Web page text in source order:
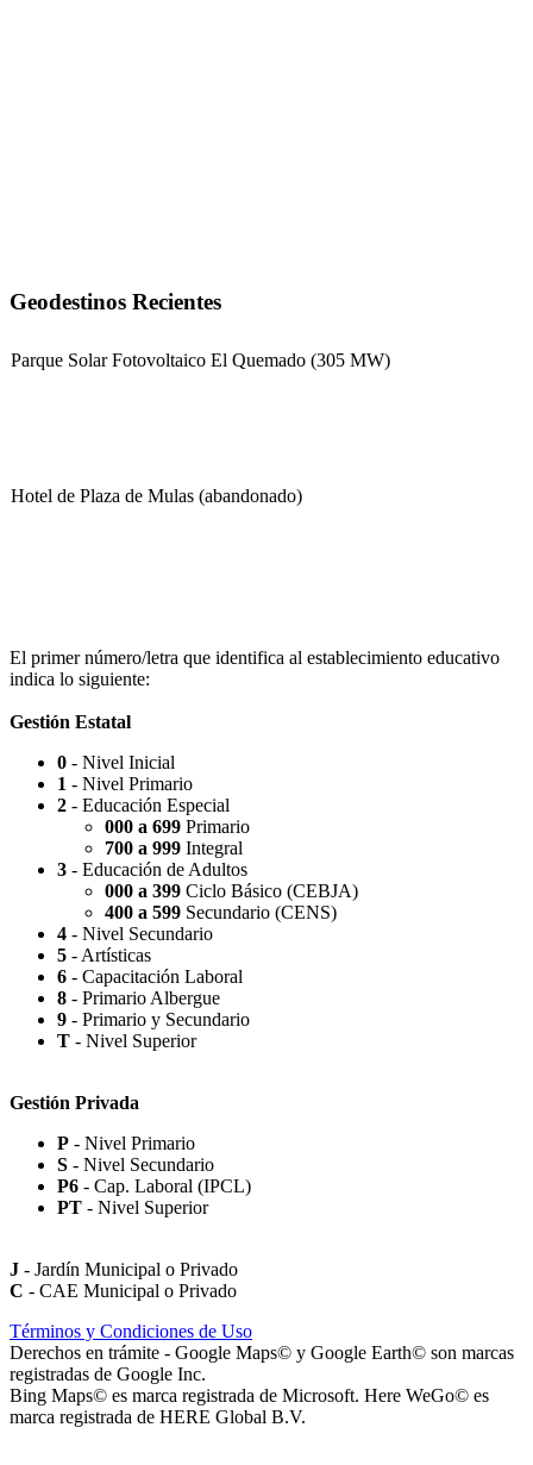
Geodestinos Recientes
Parque Solar Fotovoltaico El Quemado (305 MW)
Hotel de Plaza de Mulas (abandonado)
Capilla Beato Carlo Acutis (en construcción)
Patio del Centro
Rotonda Paso
Paseo Virgen de la Carrodilla - Patrona de los Viñedos
El primer número/letra que identifica al establecimiento educativo
indica lo siguiente:
Gestión Estatal
0 - Nivel Inicial
1 - Nivel Primario
2 - Educación Especial
000 a 699 Primario
700 a 999 Integral
3 - Educación de Adultos
000 a 399 Ciclo Básico (CEBJA)
400 a 599 Secundario (CENS)
4 - Nivel Secundario
5 - Artísticas
6 - Capacitación Laboral
8 - Primario Albergue
9 - Primario y Secundario
T - Nivel Superior
Gestión Privada
P - Nivel Primario
S - Nivel Secundario
P6 - Cap. Laboral (IPCL)
PT - Nivel Superior
J - Jardín Municipal o Privado
C - CAE Municipal o Privado
Términos y Condiciones de Uso
Derechos en trámite - Google Maps© y Google Earth© son marcas
registradas de Google Inc.
Bing Maps© es marca registrada de Microsoft. Here WeGo© es
marca registrada de HERE Global B.V.